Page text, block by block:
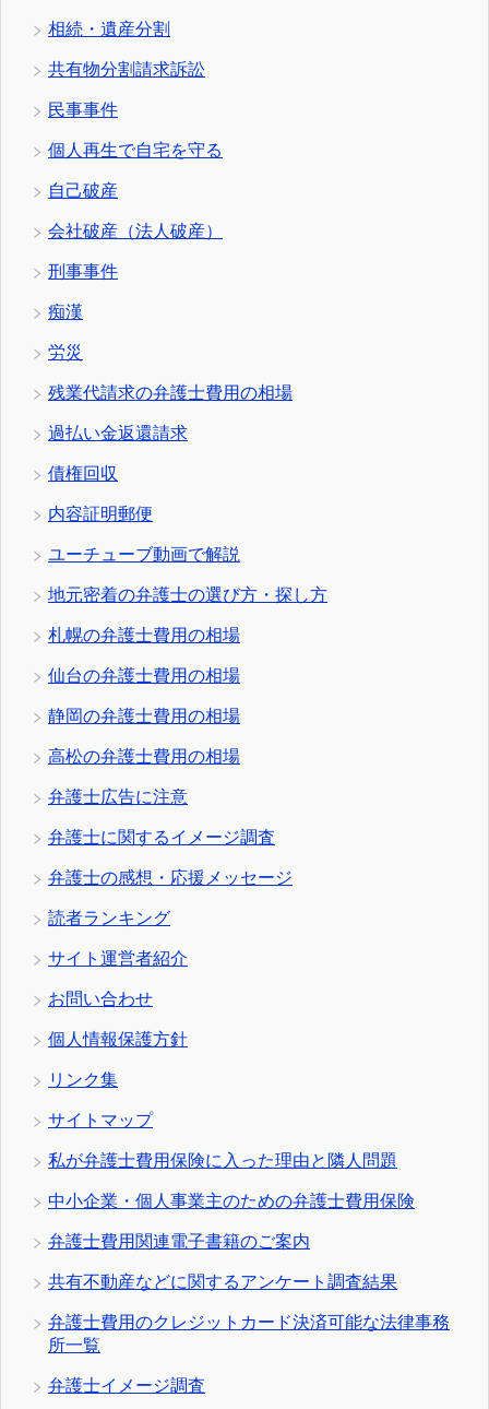
相続・遺産分割
共有物分割請求訴訟
民事事件
個人再生で自宅を守る
自己破産
会社破産（法人破産）
刑事事件
痴漢
労災
残業代請求の弁護士費用の相場
過払い金返還請求
債権回収
内容証明郵便
ユーチューブ動画で解説
地元密着の弁護士の選び方・探し方
札幌の弁護士費用の相場
仙台の弁護士費用の相場
静岡の弁護士費用の相場
高松の弁護士費用の相場
弁護士広告に注意
弁護士に関するイメージ調査
弁護士の感想・応援メッセージ
読者ランキング
サイト運営者紹介
お問い合わせ
個人情報保護方針
リンク集
サイトマップ
私が弁護士費用保険に入った理由と隣人問題
中小企業・個人事業主のための弁護士費用保険
弁護士費用関連電子書籍のご案内
共有不動産などに関するアンケート調査結果
弁護士費用のクレジットカード決済可能な法律事務
所一覧
弁護士イメージ調査